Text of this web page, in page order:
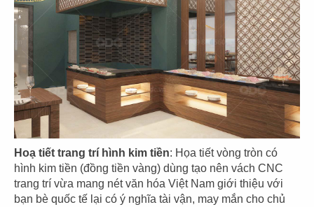
Hoạ tiết trang trí hình kim tiền: Họa tiết vòng tròn có
hình kim tiền (đồng tiền vàng) dùng tạo nên vách CNC
trang trí vừa mang nét văn hóa Việt Nam giới thiệu với
bạn bè quốc tế lại có ý nghĩa tài vận, may mắn cho chủ
HẢI SẢN HOÀNG GIA
CN Ba tháng hai - Q.10
HẢI SẢN HOÀNG GIA
CN Nguyễn Văn Linh - Q.7
79
HẢI SẢN HOÀNG GIA
CN Phạm Văn Nghị - Q.7
HẢI SẢN HOÀNG GIA
CN Quốc Hương - Q.2